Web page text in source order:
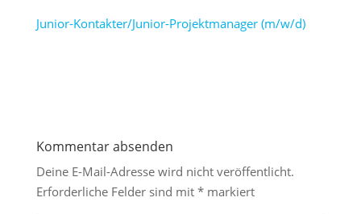
Junior-Kontakter/Junior-Projektmanager (m/w/d)
Kommentar absenden
Deine E-Mail-Adresse wird nicht veröffentlicht.
Erforderliche Felder sind mit *markiert